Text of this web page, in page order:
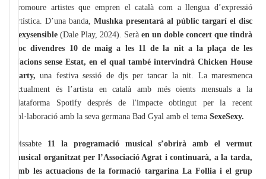
promoure artistes que empren el català com a llengua d’expressió
artística. D’una banda, Mushka presentarà al públic targarí el disc
Sexysensible (Dale Play, 2024). Serà en un doble concert que tindrà
lloc divendres 10 de maig a les 11 de la nit a la plaça de les
Nacions sense Estat, en el qual també intervindrà Chicken House
Party, una festiva sessió de djs per tancar la nit. La maresmenca
actualment és l’artista en català amb més oients mensuals a la
plataforma Spotify després de l'impacte obtingut per la recent
col·laboració amb la seva germana Bad Gyal amb el tema SexeSexy.
Dissabte 11 la programació musical s’obrirà amb el vermut
musical organitzat per l’Associació Agrat i continuarà, a la tarda,
amb les actuacions de la formació targarina La Follia i el grup